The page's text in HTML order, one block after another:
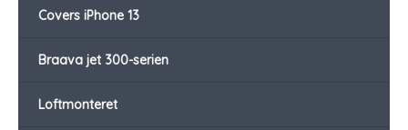
Covers iPhone 13
Braava jet 300-serien
Loftmonteret